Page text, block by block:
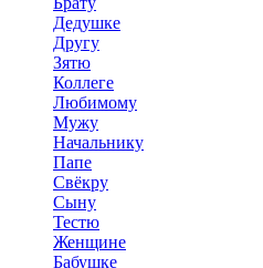
Дедушке
Другу
Зятю
Коллеге
Любимому
Мужу
Начальнику
Папе
Свёкру
Сыну
Тестю
Женщине
Бабушке